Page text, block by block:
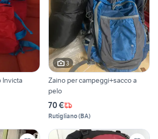
Invicta
3
Zaino per campeggi+sacco a
pelo
70 €
Rutigliano(BA)